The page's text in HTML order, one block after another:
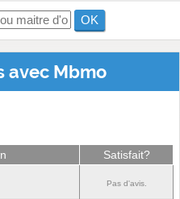
OK
avec Mbmo
Satisfait?
Pas d'avis.